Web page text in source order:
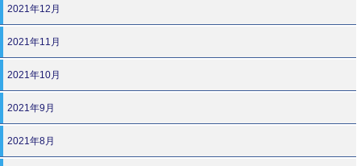
2021年12月
2021年11月
2021年10月
2021年9月
2021年8月